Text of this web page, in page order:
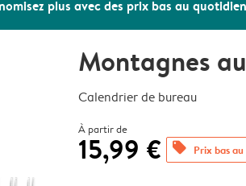
plus avec des prix bas au quotidien
Montagnes
Calendrier de bureau
À partir de
15,99 € offers Prix bas